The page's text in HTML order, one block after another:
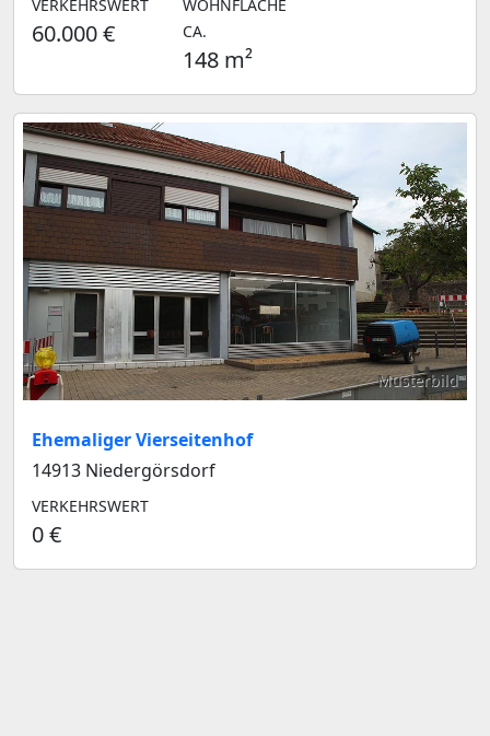
VERKEHRSWERT
60.000 €
WOHNFLÄCHE
CA.
148 m²
Musterbild
Ehemaliger Vierseitenhof
14913 Niedergörsdorf
VERKEHRSWERT
0 €